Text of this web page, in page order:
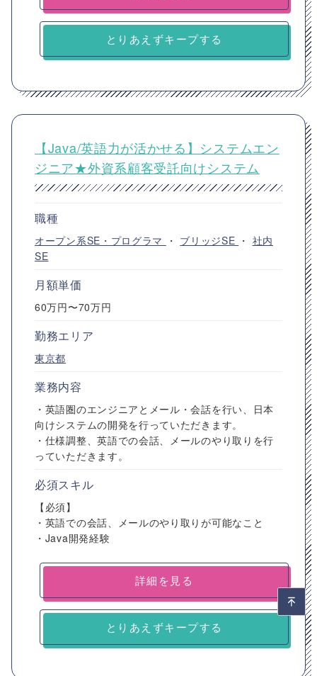
とりあえずキープする
【Java/英語力が活かせる】システムエン
ジニア★外資系顧客受託向けシステム
職種
オープン系SE・プログラマ ・ ブリッジSE ・ 社内
SE
月額単価
60万円〜70万円
勤務エリア
東京都
業務内容
・英語圏のエンジニアとメール・会話を行い、日本
向けシステムの開発を行っていただきます。
・仕様調整、英語での会話、メールのやり取りを行
っていただきます。
必須スキル
【必須】
・英語での会話、メールのやり取りが可能なこと
・Java開発経験
詳細を見る
とりあえずキープする